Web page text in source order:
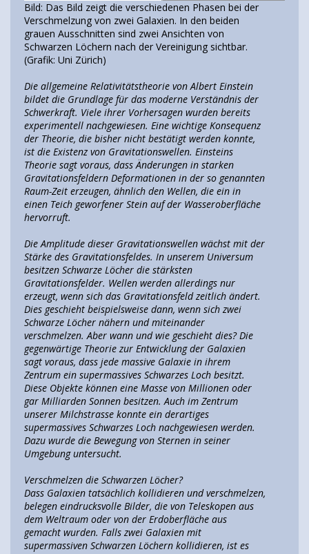
Bild: Das Bild zeigt die verschiedenen Phasen bei der
Verschmelzung von zwei Galaxien. In den beiden
grauen Ausschnitten sind zwei Ansichten von
Schwarzen Löchern nach der Vereinigung sichtbar.
(Grafik: Uni Zürich)
Die allgemeine Relativitätstheorie von Albert Einstein
bildet die Grundlage für das moderne Verständnis der
Schwerkraft. Viele ihrer Vorhersagen wurden bereits
experimentell nachgewiesen. Eine wichtige Konsequenz
der Theorie, die bisher nicht bestätigt werden konnte,
ist die Existenz von Gravitationswellen. Einsteins
Theorie sagt voraus, dass Änderungen in starken
Gravitationsfeldern Deformationen in der so genannten
Raum-Zeit erzeugen, ähnlich den Wellen, die ein in
einen Teich geworfener Stein auf der Wasseroberfläche
hervorruft.
Die Amplitude dieser Gravitationswellen wächst mit der
Stärke des Gravitationsfeldes. In unserem Universum
besitzen Schwarze Löcher die stärksten
Gravitationsfelder. Wellen werden allerdings nur
erzeugt, wenn sich das Gravitationsfeld zeitlich ändert.
Dies geschieht beispielsweise dann, wenn sich zwei
Schwarze Löcher nähern und miteinander
verschmelzen. Aber wann und wie geschieht dies? Die
gegenwärtige Theorie zur Entwicklung der Galaxien
sagt voraus, dass jede massive Galaxie in ihrem
Zentrum ein supermassives Schwarzes Loch besitzt.
Diese Objekte können eine Masse von Millionen oder
gar Milliarden Sonnen besitzen. Auch im Zentrum
unserer Milchstrasse konnte ein derartiges
supermassives Schwarzes Loch nachgewiesen werden.
Dazu wurde die Bewegung von Sternen in seiner
Umgebung untersucht.
Verschmelzen die Schwarzen Löcher?
Dass Galaxien tatsächlich kollidieren und verschmelzen,
belegen eindrucksvolle Bilder, die von Teleskopen aus
dem Weltraum oder von der Erdoberfläche aus
gemacht wurden. Falls zwei Galaxien mit
supermassiven Schwarzen Löchern kollidieren, ist es